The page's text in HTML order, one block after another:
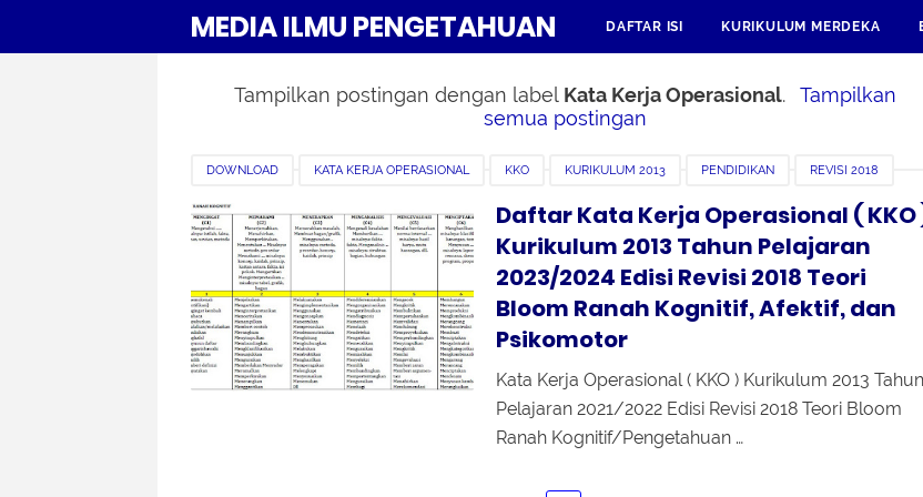
MEDIA ILMU PENGETAHUAN DAFTAR ISI KURIKULUM MERDEKA
Tampilkan postingan dengan label Kata Kerja Operasional.
Tampilkan
semua postingan
DOWNLOAD KATA KERJA OPERASIONAL KKO KURIKULUM 2013 PENDIDIKAN REVISI 2018
TEORI BLOOM
Daftar Kata Kerja Operasional ( KKO
Kurikulum 2013 Tahun Pelajaran
2023/2024 Edisi Revisi 2018 Teori
Bloom Ranah Kognitif, Afektif, dan
Psikomotor
Kata Kerja Operasional ( KKO ) Kurikulum 2013 Tahun
Pelajaran 2021/2022 Edisi Revisi 2018 Teori Bloom
Ranah Kognitif/Pengetahuan …